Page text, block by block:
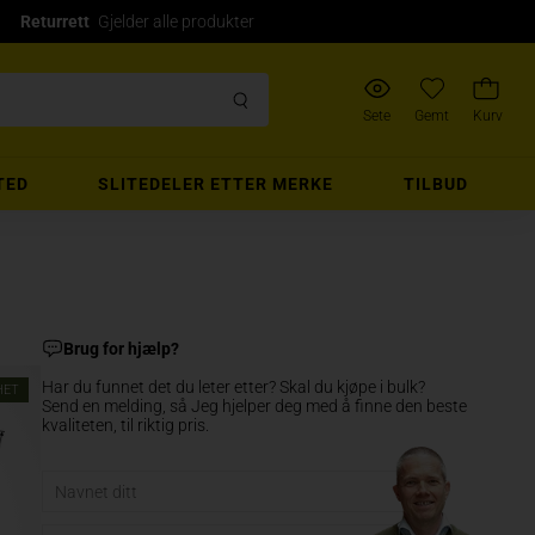
Returrett Gjelder alle produkter
Sete Gemt Kurv
SLITEDELER ETTER MERKE TILBUD
Brug for hjælp?
Har du funnet det du leter etter? Skal du kjøpe i bulk?
Send en melding, så Jeg hjelper deg med å finne den beste
kvaliteten, til riktig pris.